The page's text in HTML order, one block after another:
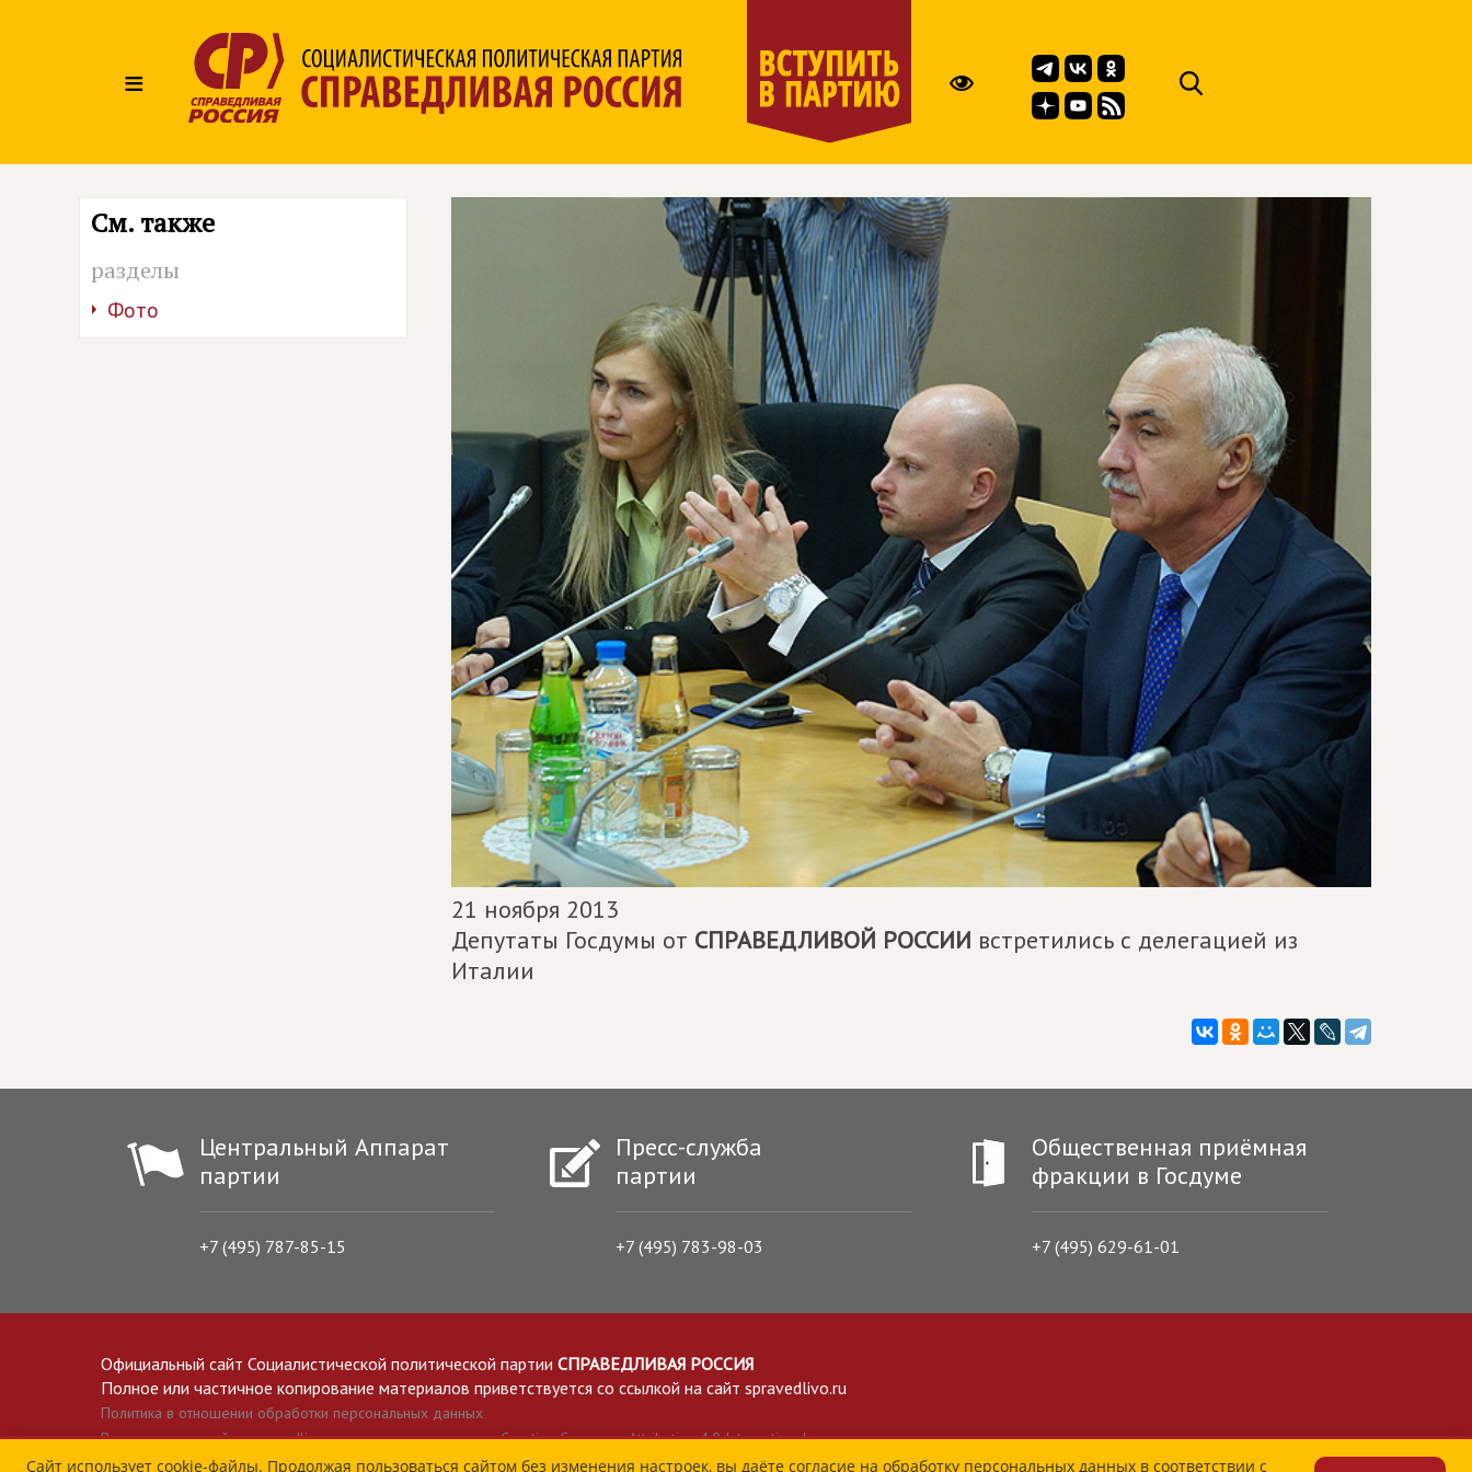
≡
См. также
разделы
Фото
21 ноября 2013
Депутаты Госдумы от СПРАВЕДЛИВОЙ РОССИИ встретились с делегацией из
Италии
Центральный Аппарат
партии
+7 (495) 787-85-15
Пресс-служба
партии
+7 (495) 783-98-03
Общественная приёмная
фракции в Госдуме
+7 (495) 629-61-01
Официальный сайт Социалистической политической партии СПРАВЕДЛИВАЯ РОССИЯ
Полное или частичное копирование материалов приветствуется со ссылкой на сайт spravedlivo.ru
Политика в отношении обработки персональных данных
Все материалы сайта spravedlivo.ru доступны по лицензии Creative Commons Attribution 4.0 International
Сайт использует cookie-файлы. Продолжая пользоваться сайтом без изменения настроек, вы даёте согласие на обработку персональных данных в соответствии с